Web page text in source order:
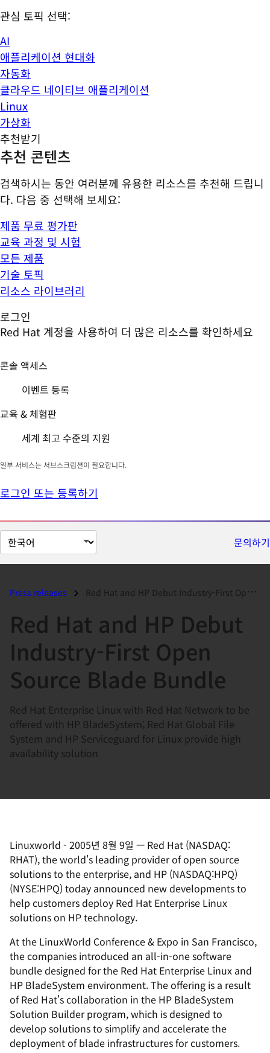
관심 토픽 선택:
AI
애플리케이션 현대화
자동화
클라우드 네이티브 애플리케이션
Linux
가상화
추천받기
추천 콘텐츠
검색하시는 동안 여러분께 유용한 리소스를 추천해 드립니
다. 다음 중 선택해 보세요:
제품 무료 평가판
교육 과정 및 시험
모든 제품
기술 토픽
리소스 라이브러리
로그인
Red Hat 계정을 사용하여 더 많은 리소스를 확인하세요
콘솔 액세스
이벤트 등록
교육 & 체험판
세계 최고 수준의 지원
일부 서비스는 서브스크립션이 필요합니다.
로그인 또는 등록하기
페
이
문의하기
Press releases Red Hat and HP Debut Industry-First Open Source Blade Bundle...
Red Hat and HP Debut
Industry-First Open
Source Blade Bundle
Red Hat Enterprise Linux with Red Hat Network to be
offered with HP BladeSystem; Red Hat Global File
System and HP Serviceguard for Linux provide high
availability solution
Linuxworld - 2005년 8월 9일 — Red Hat (NASDAQ:
RHAT), the world's leading provider of open source
solutions to the enterprise, and HP (NASDAQ:HPQ)
(NYSE:HPQ) today announced new developments to
help customers deploy Red Hat Enterprise Linux
solutions on HP technology.
At the LinuxWorld Conference & Expo in San Francisco,
the companies introduced an all-in-one software
bundle designed for the Red Hat Enterprise Linux and
HP BladeSystem environment. The offering is a result
of Red Hat's collaboration in the HP BladeSystem
Solution Builder program, which is designed to
develop solutions to simplify and accelerate the
deployment of blade infrastructures for customers.